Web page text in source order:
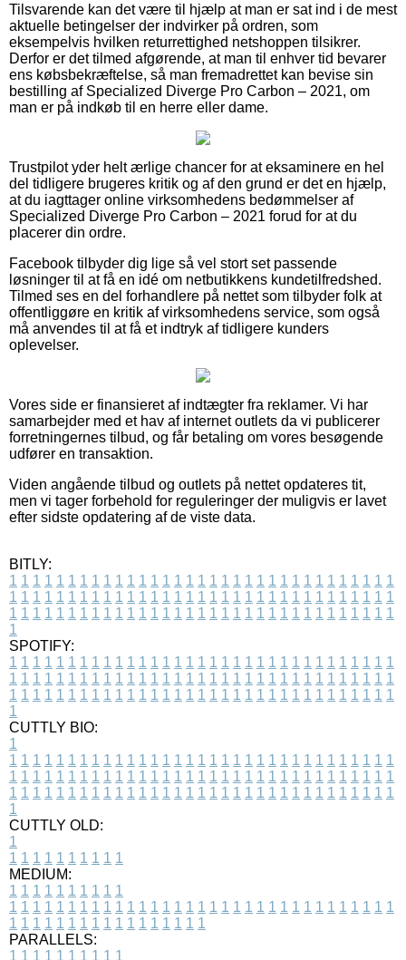
Tilsvarende kan det være til hjælp at man er sat ind i de mest
aktuelle betingelser der indvirker på ordren, som
eksempelvis hvilken returrettighed netshoppen tilsikrer.
Derfor er det tilmed afgørende, at man til enhver tid bevarer
ens købsbekræftelse, så man fremadrettet kan bevise sin
bestilling af Specialized Diverge Pro Carbon – 2021, om
man er på indkøb til en herre eller dame.
Trustpilot yder helt ærlige chancer for at eksaminere en hel
del tidligere brugeres kritik og af den grund er det en hjælp,
at du iagttager online virksomhedens bedømmelser af
Specialized Diverge Pro Carbon – 2021 forud for at du
placerer din ordre.
Facebook tilbyder dig lige så vel stort set passende
løsninger til at få en idé om netbutikkens kundetilfredshed.
Tilmed ses en del forhandlere på nettet som tilbyder folk at
offentliggøre en kritik af virksomhedens service, som også
må anvendes til at få et indtryk af tidligere kunders
oplevelser.
Vores side er finansieret af indtægter fra reklamer. Vi har
samarbejder med et hav af internet outlets da vi publicerer
forretningernes tilbud, og får betaling om vores besøgende
udfører en transaktion.
Viden angående tilbud og outlets på nettet opdateres tit,
men vi tager forbehold for reguleringer der muligvis er lavet
efter sidste opdatering af de viste data.
BITLY:
1 1 1 1 1 1 1 1 1 1 1 1 1 1 1 1 1 1 1 1 1 1 1 1 1 1 1 1 1 1 1 1 1
1 1 1 1 1 1 1 1 1 1 1 1 1 1 1 1 1 1 1 1 1 1 1 1 1 1 1 1 1 1 1 1 1
1 1 1 1 1 1 1 1 1 1 1 1 1 1 1 1 1 1 1 1 1 1 1 1 1 1 1 1 1 1 1 1 1
1
SPOTIFY:
1 1 1 1 1 1 1 1 1 1 1 1 1 1 1 1 1 1 1 1 1 1 1 1 1 1 1 1 1 1 1 1 1
1 1 1 1 1 1 1 1 1 1 1 1 1 1 1 1 1 1 1 1 1 1 1 1 1 1 1 1 1 1 1 1 1
1 1 1 1 1 1 1 1 1 1 1 1 1 1 1 1 1 1 1 1 1 1 1 1 1 1 1 1 1 1 1 1 1
1
CUTTLY BIO:
1
1 1 1 1 1 1 1 1 1 1 1 1 1 1 1 1 1 1 1 1 1 1 1 1 1 1 1 1 1 1 1 1 1
1 1 1 1 1 1 1 1 1 1 1 1 1 1 1 1 1 1 1 1 1 1 1 1 1 1 1 1 1 1 1 1 1
1 1 1 1 1 1 1 1 1 1 1 1 1 1 1 1 1 1 1 1 1 1 1 1 1 1 1 1 1 1 1 1 1
1
CUTTLY OLD:
1
1 1 1 1 1 1 1 1 1 1
MEDIUM:
1 1 1 1 1 1 1 1 1 1
1 1 1 1 1 1 1 1 1 1 1 1 1 1 1 1 1 1 1 1 1 1 1 1 1 1 1 1 1 1 1 1 1
1 1 1 1 1 1 1 1 1 1 1 1 1 1 1 1 1
PARALLELS:
1 1 1 1 1 1 1 1 1 1